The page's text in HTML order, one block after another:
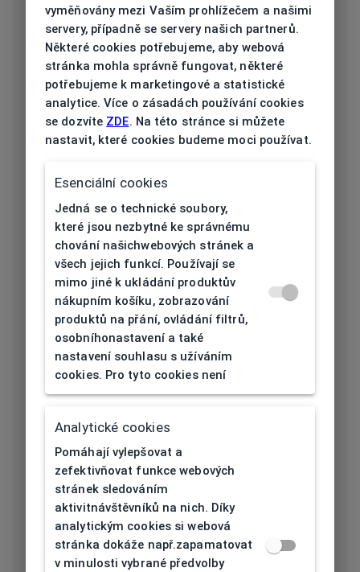
Kód BF811 1325 45/22
Značka BLACKFIN
Druh obruby Dioptrické
Určení Unisex
Typ obruby
Materiál
obruby
Titan
Barva obruby Modrá
Tvar obruby Kulatý
Šířka očnice
[mm]
45
Šířka nosníku
Výška očnice
[mm]
Délka stranice
[mm]
145
vyměňovány mezi Vaším prohlížečem a našimi
servery, případně se servery našich partnerů.
Některé cookies potřebujeme, aby webová
stránka mohla správně fungovat, některé
potřebujeme k marketingové a statistické
analytice. Více o zásadách používání cookies
se dozvíte ZDE. Na této stránce si můžete
nastavit, které cookies budeme moci používat.
Esenciální cookies
Jedná se o technické soubory,
které jsou nezbytné ke správnému
chování našichwebových stránek a
všech jejich funkcí. Používají se
mimo jiné k ukládání produktův
nákupním košíku, zobrazování
produktů na přání, ovládání filtrů,
osobníhonastavení a také
nastavení souhlasu s užíváním
cookies. Pro tyto cookies není
Analytické cookies
Pomáhají vylepšovat a
zefektivňovat funkce webových
stránek sledováním
aktivitnávštěvníků na nich. Díky
analytickým cookies si webová
stránka dokáže např.zapamatovat
v minulosti vybrané předvolby